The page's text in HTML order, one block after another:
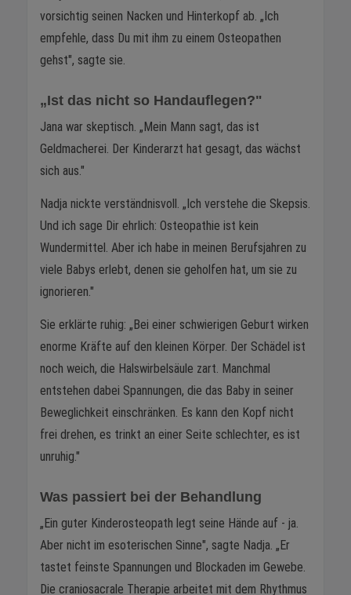
vorsichtig seinen Nacken und Hinterkopf ab. „Ich
empfehle, dass Du mit ihm zu einem Osteopathen
gehst", sagte sie.
„Ist das nicht so Handauflegen?"
Jana war skeptisch. „Mein Mann sagt, das ist
Geldmacherei. Der Kinderarzt hat gesagt, das wächst
sich aus."
Nadja nickte verständnisvoll. „Ich verstehe die Skepsis.
Und ich sage Dir ehrlich: Osteopathie ist kein
Wundermittel. Aber ich habe in meinen Berufsjahren zu
viele Babys erlebt, denen sie geholfen hat, um sie zu
ignorieren."
Sie erklärte ruhig: „Bei einer schwierigen Geburt wirken
enorme Kräfte auf den kleinen Körper. Der Schädel ist
noch weich, die Halswirbelsäule zart. Manchmal
entstehen dabei Spannungen, die das Baby in seiner
Beweglichkeit einschränken. Es kann den Kopf nicht
frei drehen, es trinkt an einer Seite schlechter, es ist
unruhig."
Was passiert bei der Behandlung
„Ein guter Kinderosteopath legt seine Hände auf - ja.
Aber nicht im esoterischen Sinne", sagte Nadja. „Er
tastet feinste Spannungen und Blockaden im Gewebe.
Die craniosacrale Therapie arbeitet mit dem Rhythmus